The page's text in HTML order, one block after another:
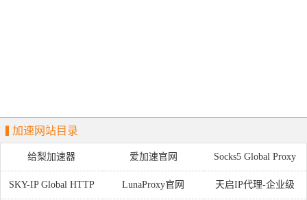
加速网站目录
给梨加速器 爱加速官网 Socks5 Global Proxy
Provider
SKY-IP Global HTTP LunaProxy官网 天启IP代理-企业级